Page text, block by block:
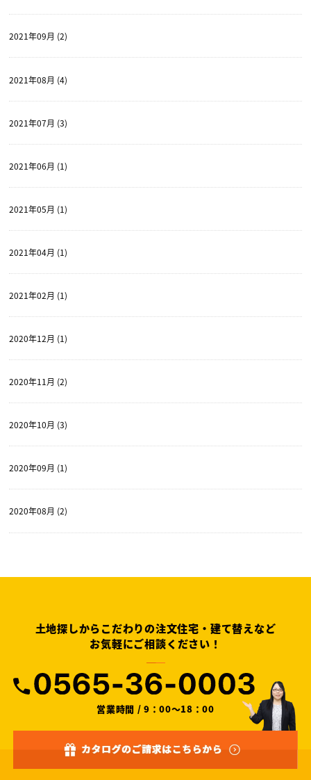
2021年09月 (2)
2021年08月 (4)
2021年07月 (3)
2021年06月 (1)
2021年05月 (1)
2021年04月 (1)
2021年02月 (1)
2020年12月 (1)
2020年11月 (2)
2020年10月 (3)
2020年09月 (1)
2020年08月 (2)
土地探しからこだわりの注文住宅・建て替えなど
お気軽にご相談ください！
営業時間 / 9：00～18：00